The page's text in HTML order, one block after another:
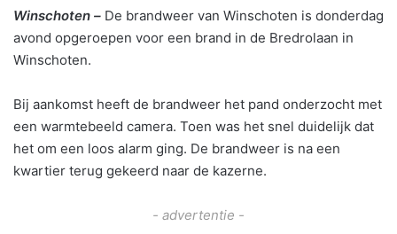
Winschoten – De brandweer van Winschoten is donderdag
avond opgeroepen voor een brand in de Bredrolaan in
Winschoten.
Bij aankomst heeft de brandweer het pand onderzocht met
een warmtebeeld camera. Toen was het snel duidelijk dat
het om een loos alarm ging. De brandweer is na een
kwartier terug gekeerd naar de kazerne.
- advertentie -